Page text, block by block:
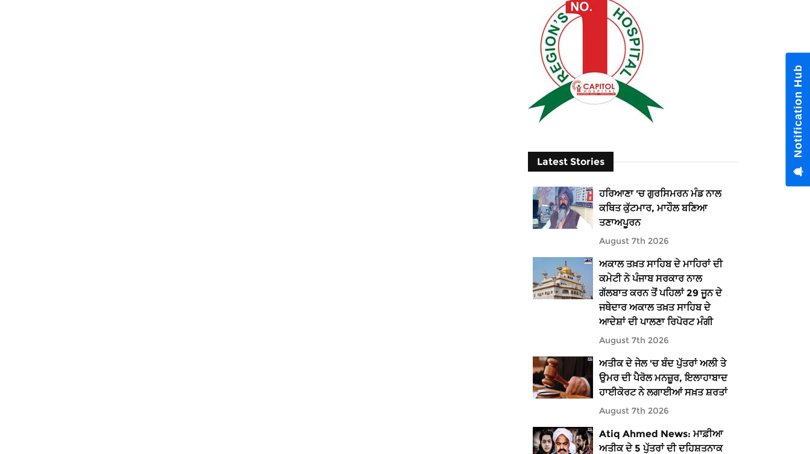
Latest Stories
ਹਰਿਆਣਾ 'ਚ ਗੁਰਸਿਮਰਨ ਮੰਡ ਨਾਲ
ਕਥਿਤ ਕੁੱਟਮਾਰ, ਮਾਹੌਲ ਬਣਿਆ
ਤਣਾਅਪੂਰਨ
August 7th 2026
ਅਕਾਲ ਤਖ਼ਤ ਸਾਹਿਬ ਦੇ ਮਾਹਿਰਾਂ ਦੀ
ਕਮੇਟੀ ਨੇ ਪੰਜਾਬ ਸਰਕਾਰ ਨਾਲ
ਗੱਲਬਾਤ ਕਰਨ ਤੋਂ ਪਹਿਲਾਂ 29 ਜੂਨ ਦੇ
ਜਥੇਦਾਰ ਅਕਾਲ ਤਖ਼ਤ ਸਾਹਿਬ ਦੇ
ਆਦੇਸ਼ਾਂ ਦੀ ਪਾਲਣਾ ਰਿਪੋਰਟ ਮੰਗੀ
August 7th 2026
ਅਤੀਕ ਦੇ ਜੇਲ 'ਚ ਬੰਦ ਪੁੱਤਰਾਂ ਅਲੀ ਤੇ
ਉਮਰ ਦੀ ਪੈਰੋਲ ਮਨਜ਼ੂਰ, ਇਲਾਹਾਬਾਦ
ਹਾਈਕੋਰਟ ਨੇ ਲਗਾਈਆਂ ਸਖ਼ਤ ਸ਼ਰਤਾਂ
August 7th 2026
Atiq Ahmed News: ਮਾਫ਼ੀਆ
ਅਤੀਕ ਦੇ 5 ਪੁੱਤਰਾਂ ਦੀ ਦਹਿਸ਼ਤਨਾਕ
Notification Hub